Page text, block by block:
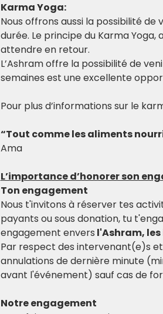
Karma Yoga:
Nous offrons aussi la possibilité de
durée. Le principe du Karma
attendre en retour.
L’Ashram offre la possibilité de
semaines est une excellente
Pour plus d’informations sur le
“Tout comme les aliments
Ama
L’importance d’honorer son
Ton engagement
Nous t'invitons à réserver tes
payants ou sous donation, tu
engagement envers l'Ashram,
Par respect des intervenant(e)s
annulations de dernière minute
avant l'événement) sauf cas de
Notre engagement